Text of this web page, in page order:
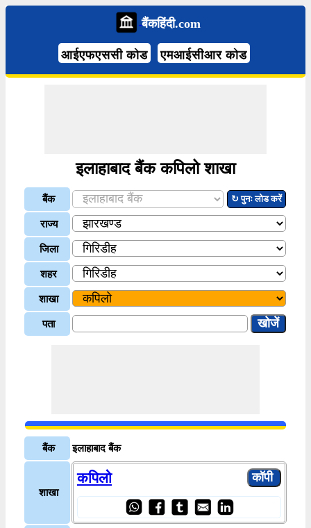
बैंकहिंदी.com
आईएफएससी कोड एमआईसीआर कोड
इलाहाबाद बैंक कपिलो शाखा
बैंक ↻ पुनः लोड करें
राज्य
जिला
शहर
शाखा
पता
बैंक इलाहाबाद बैंक
शाखा
कपिलो